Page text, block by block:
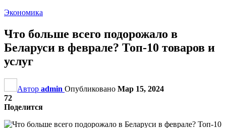
Экономика
Что больше всего подорожало в
Беларуси в феврале? Топ-10 товаров и
услуг
Автор admin Опубликовано Мар 15, 2024
72
Поделится